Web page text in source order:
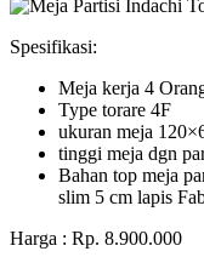
Spesifikasi:
Meja kerja 4
Type torare 4F
ukuran meja
tinggi meja dgn
Bahan top meja
slim 5 cm lapis
Harga : Rp. 8.900.000